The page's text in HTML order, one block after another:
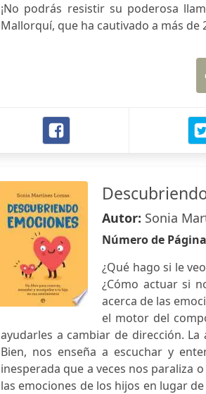
¡No podrás resistir su poderosa
Mallorquí, que ha cautivado a más de
Autor: Sonia
Número de
¿Qué hago si le
¿Cómo actuar si
acerca de las
el motor del
ayudarles a cambiar de dirección.
Bien, nos enseña a escuchar y
inesperada que a veces nos paraliza
las emociones de los hijos en lugar